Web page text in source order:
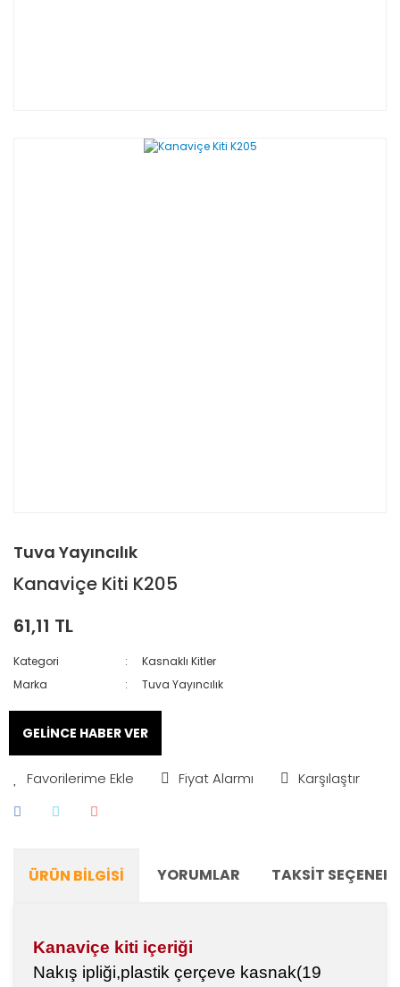
Tuva Yayıncılık
Kanaviçe Kiti K205
61,11 TL
Kategori
Kasnaklı Kitler
Marka
Tuva Yayıncılık
GELİNCE HABER VER
Fiyat Alarmı Karşılaştır
ÜRÜN BILGISI YORUMLAR TAKSIT
Kanaviçe kiti içeriği
Nakış ipliği,plastik çerçeve kasnak(19